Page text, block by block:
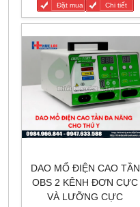
Đặt mua Chi tiết
DAO MỔ ĐIỆN CAO TẦN
OBS 2 KÊNH ĐƠN CỰC
VÀ LƯỠNG CỰC